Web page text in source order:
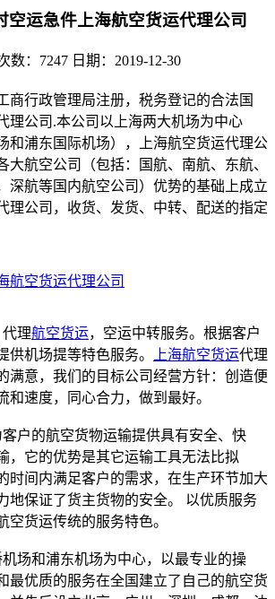
空运急件上海航空货运代理公司
数：7247 日期：2019-12-30
商行政管理局注册，税务登记的合法国
理公司.本公司以上海两大机场为中心
和浦东国际机场），上海航空货运代理公
大航空公司（包括：国航、南航、东航、
深航等国内航空公司）优势的基础上成立
理公司，收货、发货、中转、配送的指定
理航空货运，空运中转服务。根据客户
供机场提等特色服务。
上海航空货运代理
满意，我们的目标公司经营方针：创造便
和速度，同心合力，做到最好。
客户的航空货物运输提供具有安全、快
，它的优势是其它运输工具无法比拟
时间内满足客户的需求，在生产环节加大
地保证了货主货物的安全。 以优质服务
空货运传统的服务特色。
场和浦东机场为中心，以最专业的操
最优质的服务在全国建立了自己的航空货